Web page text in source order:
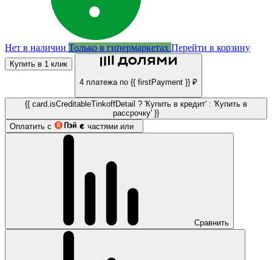
Нет в наличии Только в гипермаркетах Перейти в корзину
Купить в 1 клик
4 платежа по {{ firstPayment }} ₽
{{ card.isCreditableTinkoffDetail ? 'Купить в кредит' : 'Купить в
рассрочку' }}
Оплатить с
частями или
Сравнить